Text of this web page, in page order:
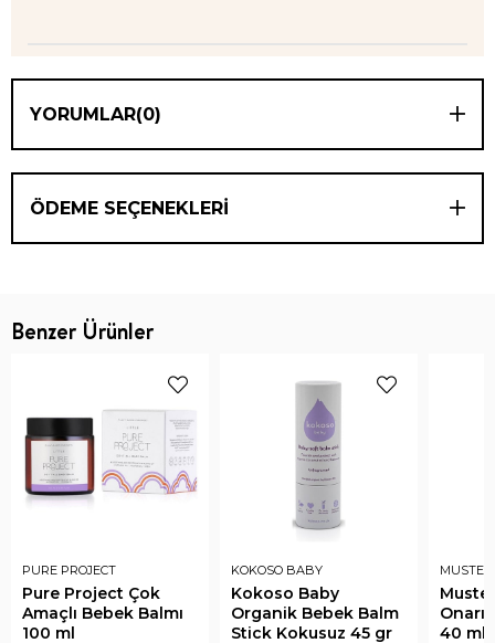
YORUMLAR(0)
ÖDEME SEÇENEKLERI
Benzer Ürünler
PURE PROJECT
Pure Project Çok
Amaçlı Bebek Balmı
100 ml
KOKOSO BABY
Kokoso Baby
Organik Bebek Balm
Stick Kokusuz 45 gr
40 ml